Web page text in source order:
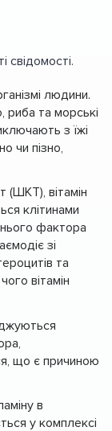
свідомості.
людини.
риба та морські
з їжі
чи пізно,
(ШКТ), вітамін
клітинами
фактора
зі
та
вітамін
що є причиною
в
у комплексі